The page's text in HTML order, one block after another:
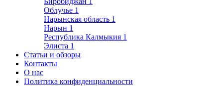
Облучье 1
Нарынская область 1
Нарын 1
Республика Калмыкия 1
Элиста 1
Статьи и обзоры
Контакты
О нас
Политика конфиденциальности